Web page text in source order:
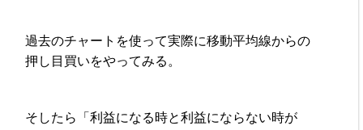
過去のチャートを使って実際に移動平均線からの
押し目買いをやってみる。
そしたら「利益になる時と利益にならない時が